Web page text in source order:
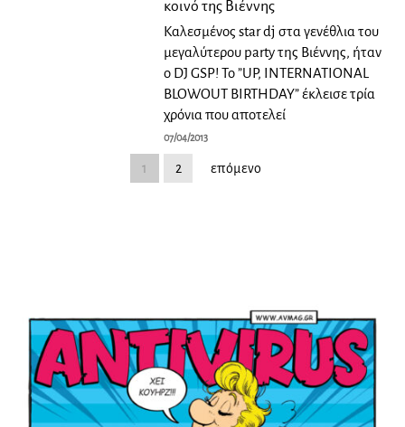
κοινό της Βιέννης
Καλεσμένος star dj στα γενέθλια του
μεγαλύτερου party της Βιέννης, ήταν
ο DJ GSP! Το ”UP, INTERNATIONΑL
BLOWOUT BIRTHDAY” έκλεισε τρία
χρόνια που αποτελεί
07/04/2013
1 2 επόμενο